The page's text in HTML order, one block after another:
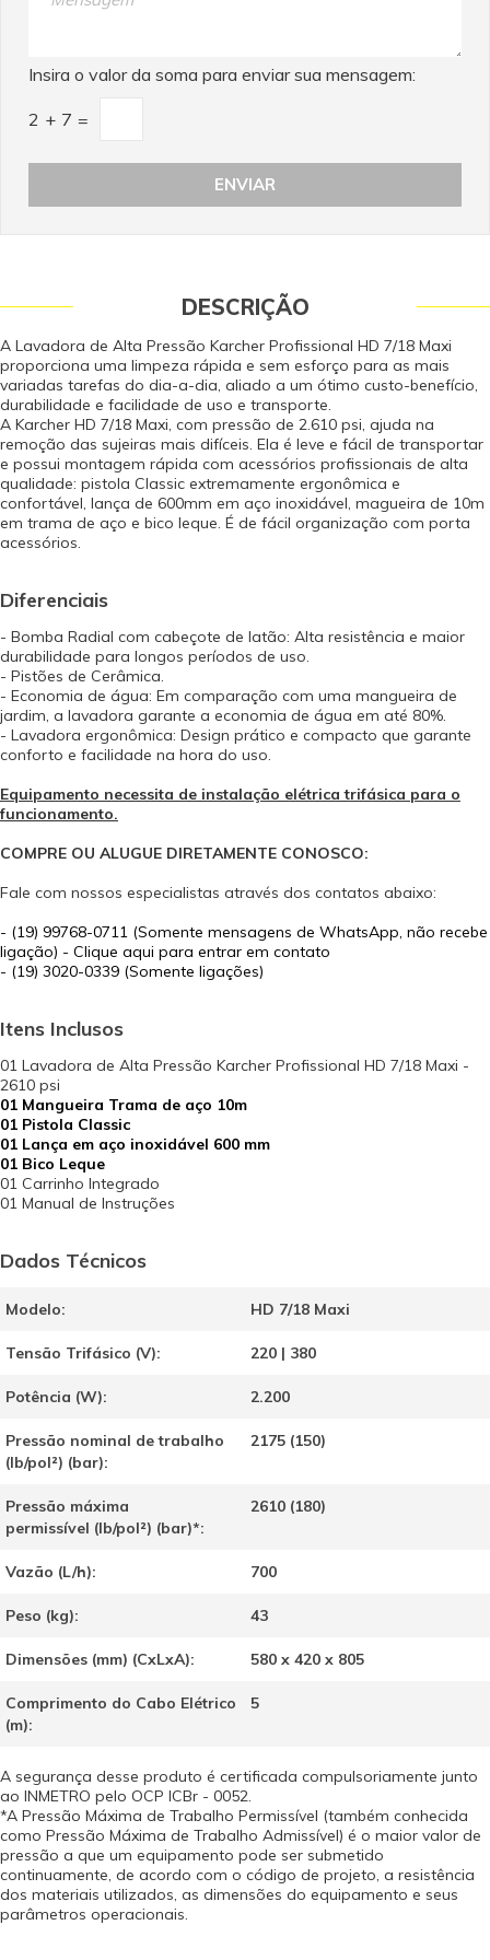
a que um equipamento pode ser submetido continuamente, de acordo com
do equipamento e seus parâmetros operacionais. Garantia - Garantia: 12
meses (3 meses de garantia legal por lei contando a partir da data de
emissão da Nota Fiscal de Venda e 9 meses de garantia concedido pelo
Insira o valor da soma para enviar sua mensagem:
2 + 7 =
DESCRIÇÃO
A Lavadora de Alta Pressão Karcher Profissional HD 7/18 Maxi
proporciona uma limpeza rápida e sem esforço para as mais
variadas tarefas do dia-a-dia, aliado a um ótimo custo-benefício,
durabilidade e facilidade de uso e transporte.
A Karcher HD 7/18 Maxi, com pressão de 2.610 psi, ajuda na
remoção das sujeiras mais difíceis. Ela é leve e fácil de transportar
e possui montagem rápida com acessórios profissionais de alta
qualidade: pistola Classic extremamente ergonômica e
confortável, lança de 600mm em aço inoxidável, magueira de 10m
em trama de aço e bico leque. É de fácil organização com porta
acessórios.
Diferenciais
- Bomba Radial com cabeçote de latão: Alta resistência e maior
durabilidade para longos períodos de uso.
- Pistões de Cerâmica.
- Economia de água: Em comparação com uma mangueira de
jardim, a lavadora garante a economia de água em até 80%.
- Lavadora ergonômica: Design prático e compacto que garante
conforto e facilidade na hora do uso.
Equipamento necessita de instalação elétrica trifásica para o
funcionamento.
COMPRE OU ALUGUE DIRETAMENTE CONOSCO:
Fale com nossos especialistas através dos contatos abaixo:
- (19) 99768-0711 (Somente mensagens de WhatsApp, não recebe
ligação) - Clique aqui para entrar em contato
- (19) 3020-0339 (Somente ligações)
Itens Inclusos
01 Lavadora de Alta Pressão Karcher Profissional HD 7/18 Maxi -
2610 psi
01 Mangueira Trama de aço 10m
01 Pistola Classic
01 Lança em aço inoxidável 600 mm
01 Bico Leque
01 Carrinho Integrado
01 Manual de Instruções
Dados Técnicos
Modelo: HD 7/18 Maxi
Tensão Trifásico (V): 220 | 380
Potência (W): 2.200
Pressão nominal de trabalho
(lb/pol²) (bar):
2175 (150)
Pressão máxima
permissível (lb/pol²) (bar)*:
2610 (180)
Vazão (L/h): 700
Peso (kg): 43
Dimensões (mm) (CxLxA): 580 x 420 x 805
Comprimento do Cabo Elétrico
(m):
5
A segurança desse produto é certificada compulsoriamente junto
ao INMETRO pelo OCP ICBr - 0052.
*A Pressão Máxima de Trabalho Permissível (também conhecida
como Pressão Máxima de Trabalho Admissível) é o maior valor de
pressão a que um equipamento pode ser submetido
continuamente, de acordo com o código de projeto, a resistência
dos materiais utilizados, as dimensões do equipamento e seus
parâmetros operacionais.